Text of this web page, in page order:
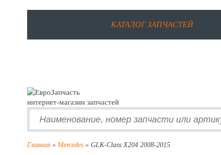
КАТАЛОГ ЗАПЧАСТЕЙ
интернет-магазин запчастей
Главная » Mercedes » GLK-Class X204 2008-2015